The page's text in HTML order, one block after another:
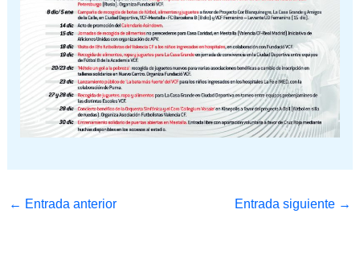
← Entrada anterior Entrada siguiente →